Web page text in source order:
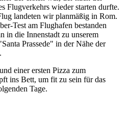
Flugverkehrs wieder starten durfte.
landeten wir planmäßig in Rom.
Test am Flughafen bestanden
in die Innenstadt zu unserem
Prassede" in der Nähe der
einer ersten Pizza zum
ins Bett, um fit zu sein für das
Tage.